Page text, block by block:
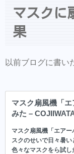
付けて
さい。
初ご来
とスム
同時に
録して
ができ
マスクに
果
以前ブログに書い
マスク扇風機「
みた –
マスク扇風機「エア
スクのせいで日々暑い
色々なマスクをら試